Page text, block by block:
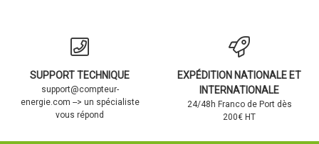
SUPPORT TECHNIQUE
support@compteur-
energie.com --> un spécialiste
vous répond
EXPÉDITION NATIONALE ET
INTERNATIONALE
24/48h Franco de Port dès
200€ HT